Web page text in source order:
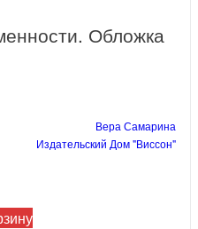
Обложка
Вера Самарина
Издательский Дом "Виссон"